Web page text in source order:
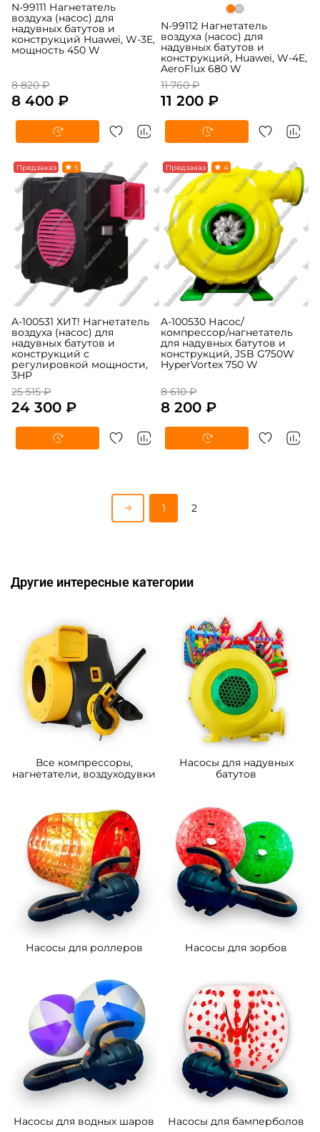
N-99111 Нагнетатель
воздуха (насос) для
надувных батутов и
конструкций Huawei, W-3E,
мощность 450 W
8 820 ₽
8 400 ₽
N-99112 Нагнетатель
воздуха (насос) для
надувных батутов и
конструкций, Huawei, W-4E,
AeroFlux 680 W
11 760 ₽
11 200 ₽
-5% Предзаказ
A-100531 ХИТ! Нагнетатель
воздуха (насос) для
надувных батутов и
конструкций c
регулировкой мощности,
3HP
25 515 ₽
24 300 ₽
-5% Предзаказ 4
A-100530 Насос/
компрессор/нагнетатель
для надувных батутов и
конструкций, JSB G750W
HyperVortex 750 W
8 610 ₽
8 200 ₽
1 2
Другие интересные категории
Все компрессоры,
нагнетатели, воздуходувки
Насосы для надувных
батутов
Насосы для роллеров Насосы для зорбов
Насосы для водных шаров Насосы для бамперболов